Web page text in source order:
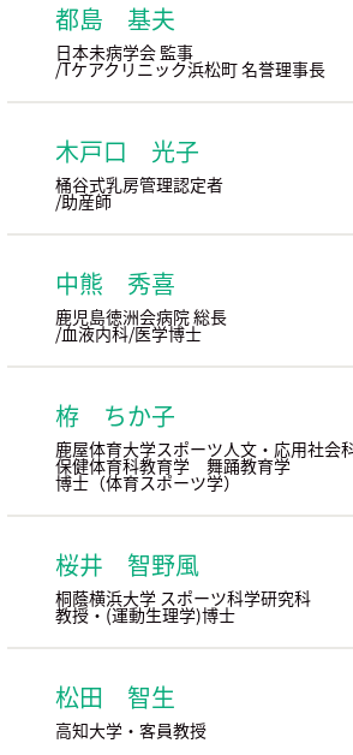
都島 基夫
日本未病学会 監事
/Tケアクリニック浜松町 名誉理事長
木戸口 光子
桶谷式乳房管理認定者
/助産師
中熊 秀喜
鹿児島徳洲会病院 総長
/血液内科/医学博士
栫 ちか子
鹿屋体育大学スポーツ人文・応用社会
保健体育科教育学 舞踊教育学
博士（体育スポーツ学）
桜井 智野風
桐蔭横浜大学 スポーツ科学研究科
教授・(運動生理学)博士
松田 智生
高知大学・客員教授